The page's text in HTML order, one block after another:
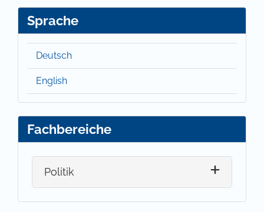
Sprache
Deutsch
English
Fachbereiche
Politik